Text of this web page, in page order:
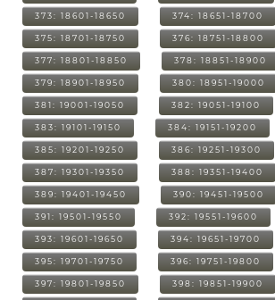
373: 18601-18650 374: 18651-18700
375: 18701-18750 376: 18751-18800
377: 18801-18850 378: 18851-18900
379: 18901-18950 380: 18951-19000
381: 19001-19050 382: 19051-19100
383: 19101-19150 384: 19151-19200
385: 19201-19250 386: 19251-19300
387: 19301-19350 388: 19351-19400
389: 19401-19450 390: 19451-19500
391: 19501-19550 392: 19551-19600
393: 19601-19650 394: 19651-19700
395: 19701-19750 396: 19751-19800
397: 19801-19850 398: 19851-19900